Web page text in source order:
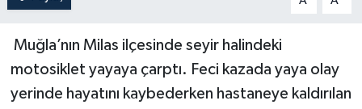
Muğla’nın Milas ilçesinde seyir halindeki
motosiklet yayaya çarptı. Feci kazada yaya olay
yerinde hayatını kaybederken hastaneye kaldırılan